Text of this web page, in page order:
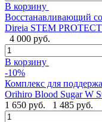
В корзину
Восстанавливающий
Direia STEM
4 000 руб.
В корзину
-10%
Комплекс для
Orihiro Blood Sugar W
1 650 руб.
1 485 руб.